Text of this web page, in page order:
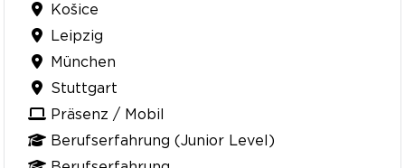
Košice
Leipzig
München
Stuttgart
Präsenz / Mobil
Berufserfahrung (Junior Level)